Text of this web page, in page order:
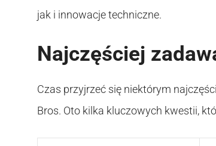
jak i innowacje techniczne.
Najczęściej
Czas przyjrzeć się niektórym
Bros. Oto kilka kluczowych kwestii,